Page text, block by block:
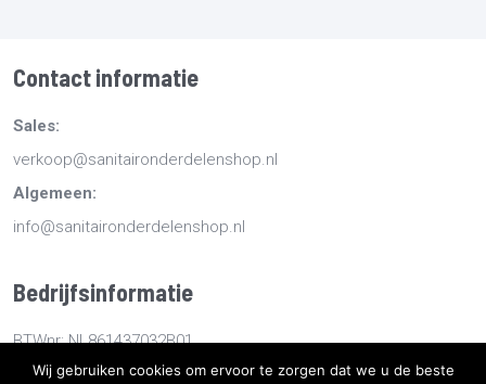
Contact informatie
Sales:
verkoop@sanitaironderdelenshop.nl
Algemeen:
info@sanitaironderdelenshop.nl
Bedrijfsinformatie
BTWnr: NL861437032B01
KvKnr: 78527112
Wij gebruiken cookies om ervoor te zorgen dat we u de beste